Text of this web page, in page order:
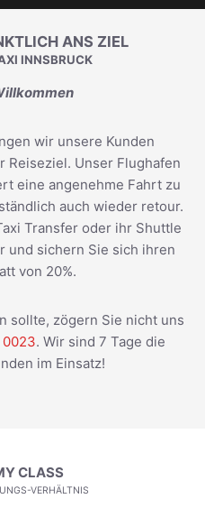
ANS ZIEL
INNSBRUCK
wir unsere Kunden
Reiseziel. Unser Flughafen
eine angenehme Fahrt zu
auch wieder retour.
Transfer oder ihr Shuttle
und sichern Sie sich ihren
von 20%.
sollte, zögern Sie nicht uns
. Wir sind 7 Tage die
im Einsatz!
CLASS
VERHÄLTNIS